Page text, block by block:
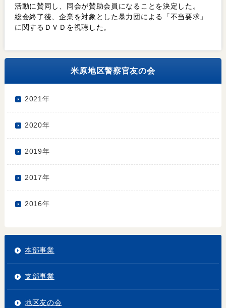
活動に賛同し、同会が賛助会員になることを決定した。
総会終了後、企業を対象とした暴力団による「不当要求」
に関するＤＶＤを視聴した。
米原地区警察官友の会
2021年
2020年
2019年
2017年
2016年
本部事業
支部事業
地区友の会